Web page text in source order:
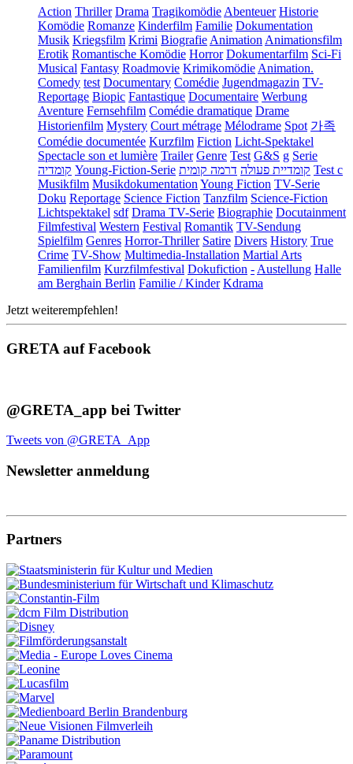
Action Thriller Drama TragikomödieAbenteuer Historie
Komödie Romanze Kinderfilm Familie Dokumentation
Musik Kriegsfilm Krimi BiografieAnimationAnimationsfilm
Erotik Romantische Komödie Horror Dokumentarfilm Sci-Fi
Musical Fantasy Roadmovie KrimikomödieAnimation.
Comedy test Documentary Comédie Jugendmagazin TV-
Reportage Biopic Fantastique Documentaire Werbung
Aventure Fernsehfilm Comédie dramatique Drame
Historienfilm Mystery Court métrage Mélodrame Spot 가족
Comédie documentée Kurzfilm Fiction Licht-Spektakel
Spectacle son et lumière Trailer Genre Test G&S g Serie
קומדיה Young-Fiction-Serie קומדיית פעולה דרמה קומית
Test c
Musikfilm MusikdokumentationYoung Fiction TV-Serie
Doku Reportage Science Fiction Tanzfilm Science-Fiction
Lichtspektakel sdf Drama TV-Serie Biographie Docutainment
Filmfestival Western Festival Romantik TV-Sendung
Spielfilm Genres Horror-Thriller Satire Divers History True
Crime TV-Show Multimedia-Installation Martial Arts
Familienfilm Kurzfilmfestival Dokufiction -Austellung Halle
am Berghain Berlin Familie / Kinder Kdrama
Jetzt weiterempfehlen!
GRETA auf Facebook
@GRETA_app bei Twitter
Tweets von @GRETA_App
Newsletter anmeldung
Partners